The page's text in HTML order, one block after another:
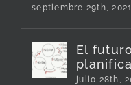
septiembre 29th, 2021
El
julio 28th,